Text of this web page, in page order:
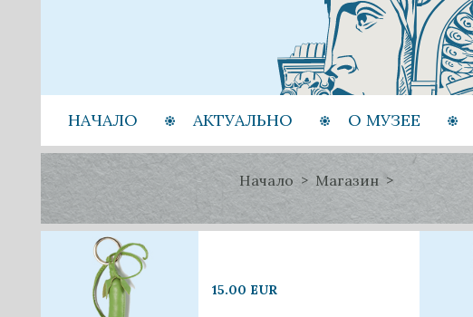
НАЧАЛО АКТУАЛЬНО О МУЗЕЕ
Начало Магазин
15.00 EUR